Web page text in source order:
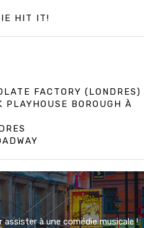
HIT IT!
FACTORY (LONDRES)
BOROUGH À
à une comédie musicale !